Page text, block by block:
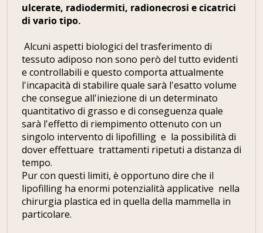
ulcerate, radiodermiti, radionecrosi e cicatrici
di vario tipo.
Alcuni aspetti biologici del trasferimento di
tessuto adiposo non sono però del tutto evidenti
e controllabili e questo comporta attualmente
l'incapacità di stabilire quale sarà l'esatto volume
che consegue all'iniezione di un determinato
quantitativo di grasso e di conseguenza quale
sarà l'effetto di riempimento ottenuto con un
singolo intervento di lipofilling e la possibilità di
dover effettuare trattamenti ripetuti a distanza di
tempo.
Pur con questi limiti, è opportuno dire che il
lipofilling ha enormi potenzialità applicative nella
chirurgia plastica ed in quella della mammella in
particolare.